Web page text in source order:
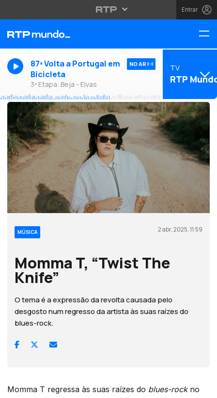
Entrar
87ª Volta a Portugal em
Bicicleta
3ª Etapa: Beja - Elvas
NO AR TV
RTP
MÚSICA 2 abr, 2025, 11:59
Momma T, “Twist The
Knife”
O tema é a expressão da revolta causada pelo
desgosto num regresso da artista às suas raízes do
blues-rock.
Momma T regressa às suas raízes do blues-rockno